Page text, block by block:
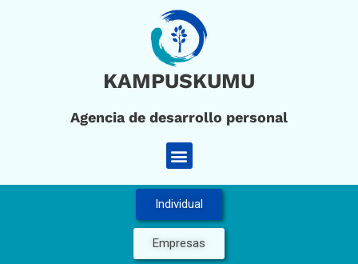
KAMPUSKUMU
Agencia de desarrollo personal
Menú
Individual
Empresas